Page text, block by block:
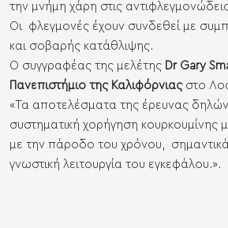
την μνήμη χάρη στις
Οι φλεγμονές έχουν συνδεθεί με
και σοβαρής κατάθλιψης.
Ο συγγραφέας της μελέτης Dr Gary
Πανεπιστήμιο της Καλιφόρνιαςστο
«Τα αποτελέσματα της έρευνας
συστηματική χορήγηση κουρκουμίνης
με την πάροδο του χρόνου,
γνωστική λειτουργία του εγκεφάλου.».